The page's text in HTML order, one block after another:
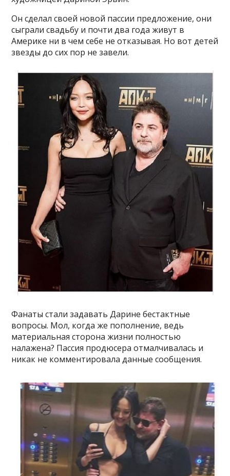
Он сделал своей новой пассии предложение, они
сыграли свадьбу и почти два года живут в
Америке ни в чем себе не отказывая. Но вот детей
звезды до сих пор не завели.
Фанаты стали задавать Дарине бестактные
вопросы. Мол, когда же пополнение, ведь
материальная сторона жизни полностью
налажена? Пассия продюсера отмалчивалась и
никак не комментировала данные сообщения.